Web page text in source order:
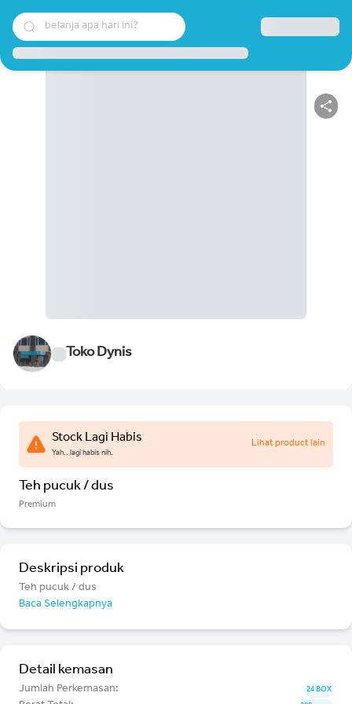
belanja apa hari ini?
Toko Dynis
Stock Lagi Habis
Yah.. lagi habis nih.
Lihat product lain
Teh pucuk / dus
Premium
Deskripsi produk
Teh pucuk / dus
Baca Selengkapnya
Detail kemasan
Jumlah Perkemasan: 24 BOX